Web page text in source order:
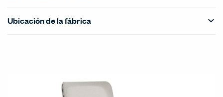
Ubicación de la fábrica